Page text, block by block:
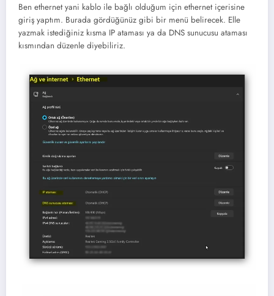
Ben ethernet yani kablo ile bağlı olduğum için ethernet içerisine
giriş yaptım. Burada gördüğünüz gibi bir menü belirecek. Elle
yazmak istediğiniz kısma IP ataması ya da DNS sunucusu ataması
kısmından düzenle diyebiliriz.